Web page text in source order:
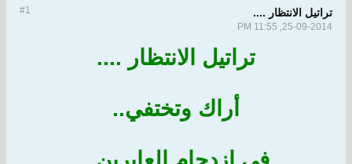
#1 تراتيل الانتظار ....
25-09-2014, 11:55 PM
تراتيل الانتظار ....
أراك وتختفي..